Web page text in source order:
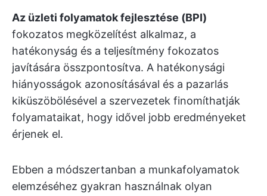
Az üzleti folyamatok fejlesztése (BPI)
fokozatos megközelítést alkalmaz, a
hatékonyság és a teljesítmény fokozatos
javítására összpontosítva. A hatékonysági
hiányosságok azonosításával és a pazarlás
kiküszöbölésével a szervezetek finomíthatják
folyamataikat, hogy idővel jobb eredményeket
érjenek el.
Ebben a módszertanban a munkafolyamatok
elemzéséhez gyakran használnak olyan